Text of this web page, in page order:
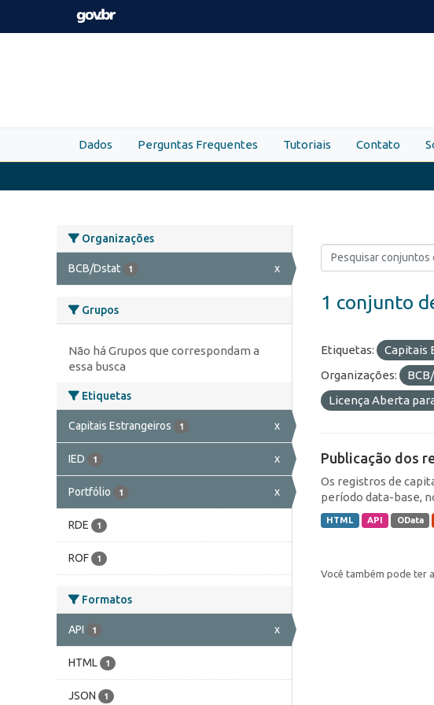
Skip to main content
Dados Perguntas Frequentes Tutoriais Contato
Organizações
BCB/Dstat 1 x
Grupos
Não há Grupos que correspondam a
essa busca
Etiquetas
Capitais Estrangeiros 1 x
IED 1 x
Portfólio 1 x
RDE 1
ROF 1
Formatos
API 1 x
HTML 1
JSON 1
1 conjunto
Etiquetas: Capitais
Organizações:
Licença Aberta
Publicação dos
Os registros de
período data-base,
HTML API OData
Você também pode ter